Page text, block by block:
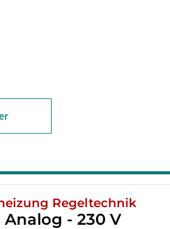
Regeltechnik
- 230 V